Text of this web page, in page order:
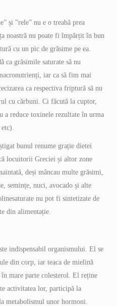
și ”rele” nu e o treabă prea
noastră nu poate fi împărțit în bun
cu un pic de grăsime pe ea.
ca grăsimile saturate să nu
iar ca să fim mai
ca respectiva friptură să nu
cu cărbuni. Ci făcută la cuptor,
a reduce toxinele rezultate în urma
bunul renume grație dietei
locuitorii Greciei și altor zone
deși mâncau multe grăsimi,
semințe, nuci, avocado și alte
nu pot fi sintetizate de
din alimentație.
indispensabil organismului. El se
din corp, iar teaca de mielină
mare parte colesterol. El reține
activitatea lor, participă la
metabolismul unor hormoni.